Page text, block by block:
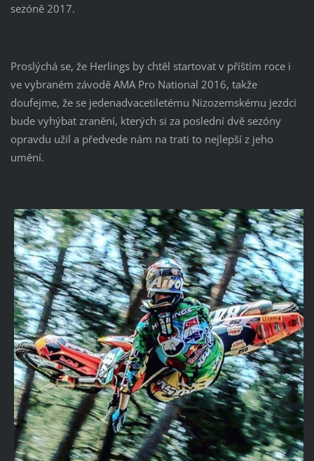
sezóně 2017.
Proslýchá se, že Herlings by chtěl startovat v příštím roce i
ve vybraném závodě AMA Pro National 2016, takže
doufejme, že se jedenadvacetiletému Nizozemskému jezdci
bude vyhýbat zranění, kterých si za poslední dvě sezóny
opravdu užil a předvede nám na trati to nejlepší z jeho
umění.